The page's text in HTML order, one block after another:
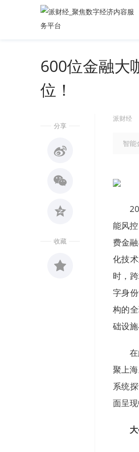
600位金融大
位！
分享
收藏
派财经
智能
能风
费金
化技
时，
字身
构的
础设
聚上
系统
面呈